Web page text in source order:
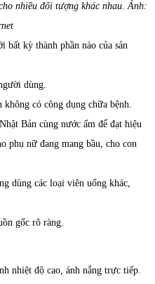
nhiều đối tượng khác nhau. Ảnh:
bất kỳ thành phần nào của sản
dùng.
không có công dụng chữa bệnh.
Bản cùng nước ấm để đạt hiệu
phụ nữ đang mang bầu, cho con
dùng các loại viên uống khác,
gốc rõ ràng.
nhiệt độ cao, ánh nắng trực tiếp.